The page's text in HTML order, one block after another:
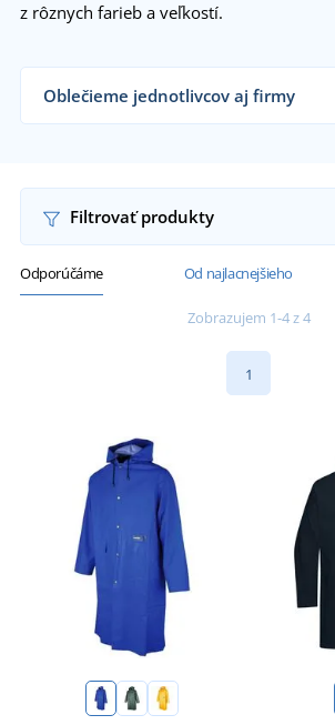
z rôznych farieb a veľkostí.
Oblečieme jednotlivcov aj firmy
Filtrovať produkty
Odporúčáme Od najlacnejšieho
Zobrazujem 1-4 z 4
1